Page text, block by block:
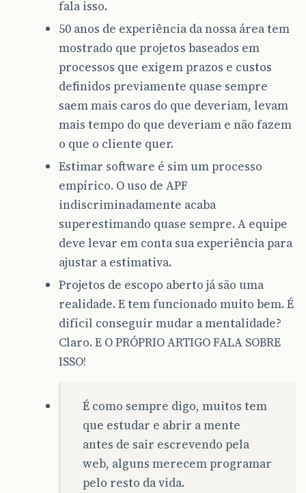
fala isso.
50 anos de experiência da nossa área tem
mostrado que projetos baseados em
processos que exigem prazos e custos
definidos previamente quase sempre
saem mais caros do que deveriam, levam
mais tempo do que deveriam e não fazem
o que o cliente quer.
Estimar software é sim um processo
empírico. O uso de APF
indiscriminadamente acaba
superestimando quase sempre. A equipe
deve levar em conta sua experiência para
ajustar a estimativa.
Projetos de escopo aberto já são uma
realidade. E tem funcionado muito bem. É
difícil conseguir mudar a mentalidade?
Claro. E O PRÓPRIO ARTIGO FALA SOBRE
ISSO!
É como sempre digo, muitos tem
que estudar e abrir a mente
antes de sair escrevendo pela
web, alguns merecem programar
pelo resto da vida.